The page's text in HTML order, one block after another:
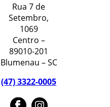
Rua 7 de
Setembro,
1069
Centro –
89010-201
Blumenau – SC
(47) 3322-0005